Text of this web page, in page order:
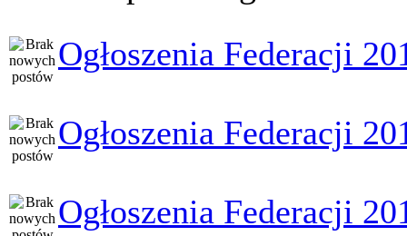
Ogłoszenia Federacji
Ogłoszenia Federacji
Ogłoszenia Federacji